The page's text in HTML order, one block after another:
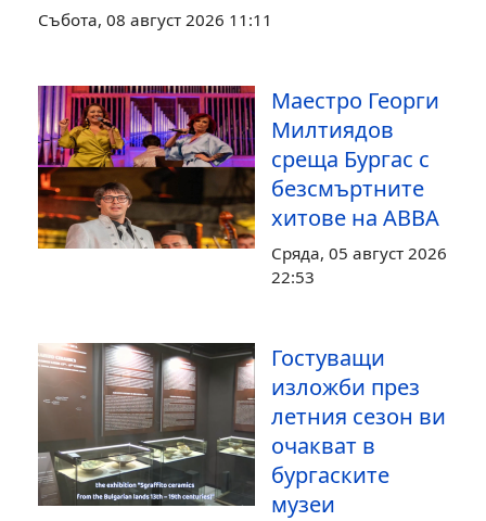
Събота, 08 август 2026 11:11
Маестро Георги
Милтиядов
среща Бургас с
безсмъртните
хитове на ABBA
Сряда, 05 август 2026
22:53
Гостуващи
изложби през
летния сезон ви
очакват в
бургаските
музеи